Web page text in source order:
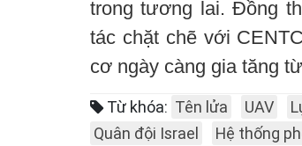
trong tương lai. Đồng
tác chặt chẽ với
cơ ngày càng gia tăng
Từ khóa: Tên lửa UAV
Quân đội Israel
Hệ thống